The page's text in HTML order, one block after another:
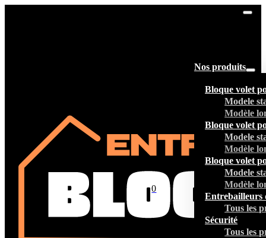
Nos produits
Bloque volet
Modele
Modèle
Bloque volet
Modele
Modèle
Bloque volet
Modele
Modèle
Entrebailleurs
Tous les
Sécurité
Tous les
0